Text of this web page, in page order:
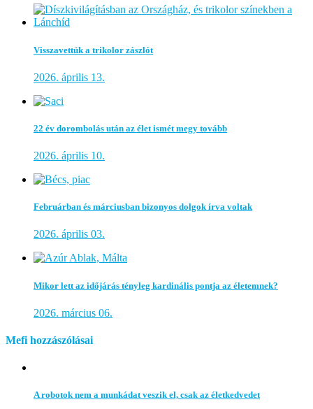
Visszavettük a trikolor zászlót
2026. április 13.
22 év dorombolás után az élet ismét megy tovább
2026. április 10.
Februárban és márciusban bizonyos dolgok írva voltak
2026. április 03.
Mikor lett az időjárás tényleg kardinális pontja az életemnek?
2026. március 06.
Mefi hozzászólásai
A robotok nem a munkádat veszik el, csak az életkedvedet